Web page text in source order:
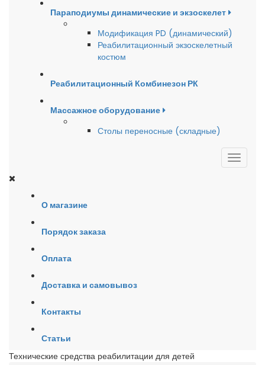
Параподиумы динамические и экзоскелет
Модификация PD (динамический)
Реабилитационный экзоскелетный
костюм
Реабилитационный Комбинезон РК
Массажное оборудование
Столы переносные (складные)
О магазине
Порядок заказа
Оплата
Доставка и самовывоз
Контакты
Статьи
Технические средства реабилитации для детей